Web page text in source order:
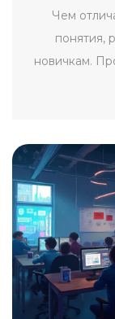
Чем
понятия,
новичкам.